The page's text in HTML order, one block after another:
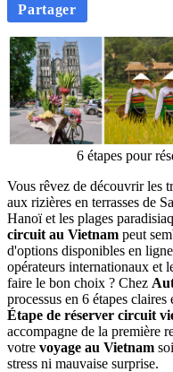
Partager
6 étapes pour
Vous rêvez de découvrir les
aux rizières en terrasses de
Hanoï et les plages
circuit au Vietnam peut
d'options disponibles en
opérateurs internationaux et
faire le bon choix ? Chez
processus en 6 étapes
Étape de réserver circuit
accompagne de la première
votre voyage au Vietnam
stress ni mauvaise surprise.